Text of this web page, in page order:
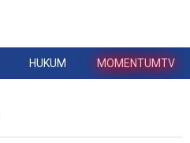
HUKUM MOMENTUMTV